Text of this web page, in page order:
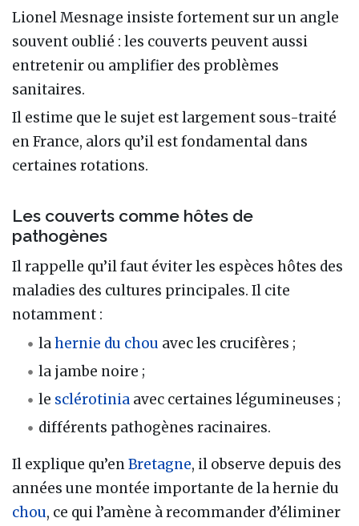
Lionel Mesnage insiste fortement sur un angle
souvent oublié : les couverts peuvent aussi
entretenir ou amplifier des problèmes
sanitaires.
Il estime que le sujet est largement sous-traité
en France, alors qu’il est fondamental dans
certaines rotations.
Les couverts comme hôtes de
pathogènes
Il rappelle qu’il faut éviter les espèces hôtes des
maladies des cultures principales. Il cite
notamment :
lahernie du chou avec les crucifères ;
la jambe noire ;
le sclérotinia avec certaines légumineuses ;
différents pathogènes racinaires.
Il explique qu’enBretagne, il observe depuis des
années une montée importante de la hernie du
chou, ce qui l’amène à recommander d’éliminer